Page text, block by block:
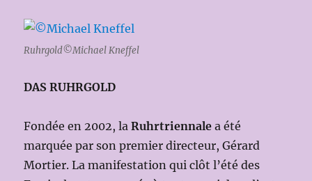
Ruhrgold©Michael Kneffel
DAS RUHRGOLD
Fondée en 2002, laRuhrtriennale a été
marquée par son premier directeur, Gérard
Mortier. La manifestation qui clôt l’été des